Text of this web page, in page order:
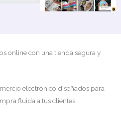
online con una tienda segura y
electrónico diseñados para
fluida a tus clientes.